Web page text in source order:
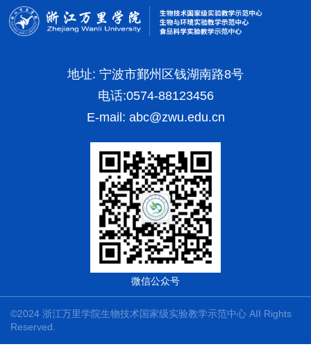
地址: 宁波市鄞州区钱湖南路8号
电话:0574-88123456
E-mail: abc@zwu.edu.cn
微信公众号
©2024 浙江万里学院生物技术国家级实验教学示范中心 AII Rights
Reserved.